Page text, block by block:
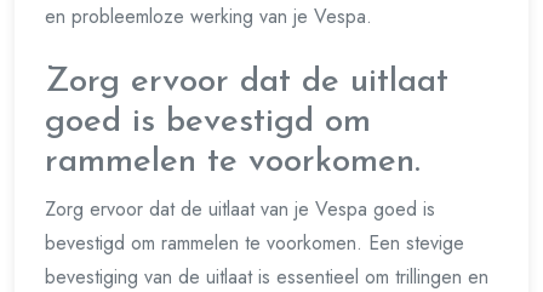
en probleemloze werking van je Vespa.
Zorg ervoor dat de uitlaat
goed is bevestigd om
rammelen te voorkomen.
Zorg ervoor dat de uitlaat van je Vespa goed is
bevestigd om rammelen te voorkomen. Een stevige
bevestiging van de uitlaat is essentieel om trillingen en